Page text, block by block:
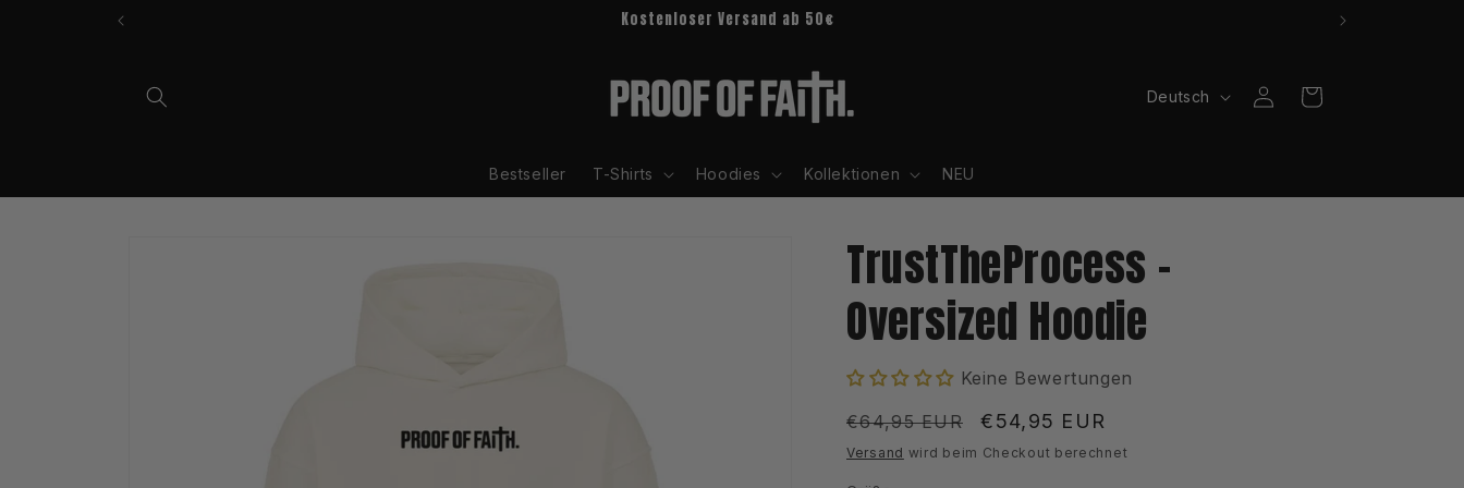
Kostenloser Versand ab 50€
Bestseller T-Shirts Hoodies Kollektionen NEU
a
h
e
Deutsch EinloggenWarenkorb
TrustTheProcess -
Oversized Hoodie
Keine Bewertungen
Normaler
Preis
€64,95 EUR Verkaufspreis
€54,95 EUR
Versand wird beim Checkout berechnet